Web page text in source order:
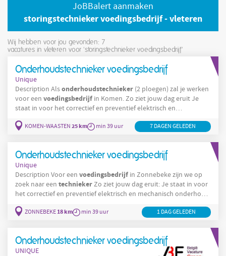
JoBBalert aanmaken
storingstechnieker voedingsbedrijf - vleteren
Wij hebben voor jou gevonden: 7
vacatures in vleteren voor 'storingstechnieker voedingsbedrijf'
Onderhoudstechnieker voedingsbedrijf
Unique
Description Alsonderhoudstechnieker (2 ploegen) zal je werken
voor een voedingsbedrijf in Komen. Zo ziet jouw dag eruit Je
staat in voor het correctief en preventief elektrisch en
de realisatie van nieuwe projecten en aanpassingen aan de
KOMEN-WAASTEN 25 km min 39 uur 7 DAGEN GELEDEN
Onderhoudstechnieker voedingsbedrijf
Unique
Description Voor een voedingsbedrijf in Zonnebeke zijn we op
zoek naar een technieker
het correctief en preventief elektrisch en mechanisch onderhoud
projecten en aanpassingen aan de machines . Company Interesse
ZONNEBEKE18 km min 39 uur 1 DAG GELEDEN
Onderhoudstechnieker voedingsbedrijf
UNIQUE